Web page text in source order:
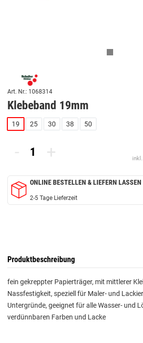
Art. Nr.: 1068314
Klebeband 19mm
19 25 30 38 50
- +
inkl.
ONLINE BESTELLEN & LIEFERN LASSEN
2-5 Tage Lieferzeit
Produktbeschreibung
fein gekreppter Papierträger, mit mittlerer
Nassfestigkeit, speziell für Maler- und
Untergründe, geeignet für alle Wasser- und
verdünnbaren Farben und Lacke